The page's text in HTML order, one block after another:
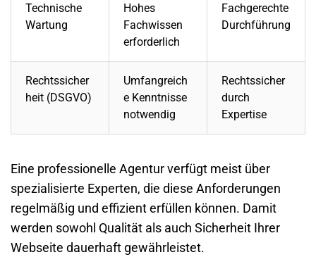
Technische
Wartung
Hohes
Fachwissen
erforderlich
Fachgerechte
Durchführung
Rechtssicher
heit (DSGVO)
Umfangreich
e Kenntnisse
notwendig
Rechtssicher
durch
Expertise
Eine professionelle Agentur verfügt meist über
spezialisierte Experten, die diese Anforderungen
regelmäßig und effizient erfüllen können. Damit
werden sowohl Qualität als auch Sicherheit Ihrer
Webseite dauerhaft gewährleistet.